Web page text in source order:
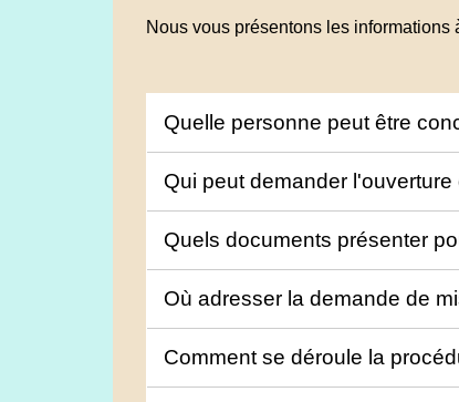
Nous vous présentons les informations
Quelle personne peut être
Qui peut demander l'ouverture
Quels documents présenter
Où adresser la demande de
Comment se déroule la